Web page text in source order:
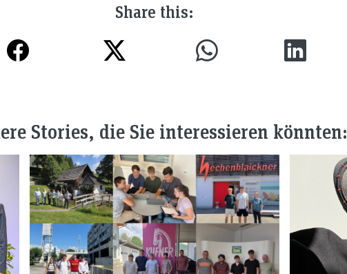
Share this:
Stories, die Sie interessieren könnten: